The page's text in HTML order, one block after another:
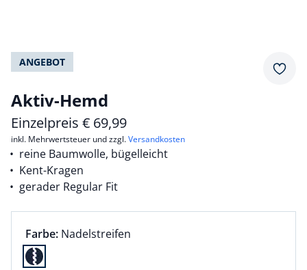
ANGEBOT
Aktiv-Hemd
Einzelpreis € 69,99
inkl. Mehrwertsteuer und zzgl.Versandkosten
reine Baumwolle, bügelleicht
Kent-Kragen
gerader Regular Fit
Farbauswahl:
Farbe: aktuell ausgewählt:
Nadelstreifen
Farbe Nadelstreifen ausgewählt